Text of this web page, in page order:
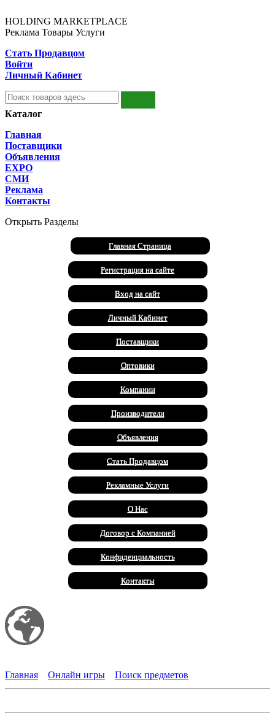
HOLDING MARKETPLACE
Реклама Товары Услуги
Стать Продавцом
Войти
Личный Кабинет
Каталог
Главная
Поставщики
Объявления
EXPO
СМИ
Реклама
Контакты
Открыть Разделы
Главная Страница
Регистрация на сайте
Вход на сайт
Личный Кабинет
Поставщики
Оптовики
Компании
Производители
Объявления
Стать Продавцом
Рекламные Услуги
О Нас
Договор с Компанией
Конфиденциальность
Контакты
Главная
Онлайн игры Поиск предметов